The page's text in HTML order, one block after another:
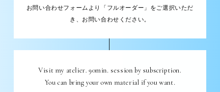
お問い合わせフォームより「フルオーダー」をご選択いただ
き、お問い合わせください。
Visit my atelier. 90min. session by subscription.
You can bring your own material if you want.